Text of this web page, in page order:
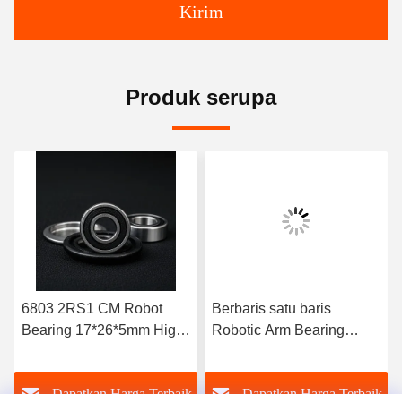
Kirim
Produk serupa
6803 2RS1 CM Robot
Bearing 17*26*5mm High
Single Row
Berbaris satu baris
Robotic Arm Bearing
Bearing